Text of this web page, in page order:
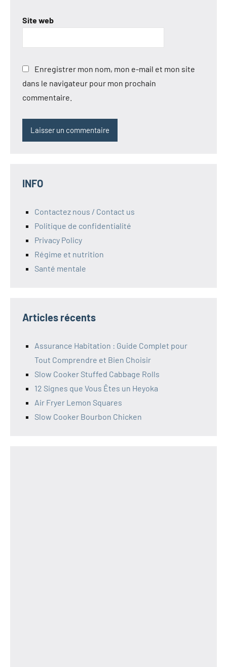
Site web
Enregistrer mon nom, mon e-mail et mon site
dans le navigateur pour mon prochain
commentaire.
INFO
Contactez nous / Contact us
Politique de confidentialité
Privacy Policy
Régime et nutrition
Santé mentale
Articles récents
Assurance Habitation : Guide Complet pour
Tout Comprendre et Bien Choisir
Slow Cooker Stuffed Cabbage Rolls
12 Signes que Vous Êtes un Heyoka
Air Fryer Lemon Squares
Slow Cooker Bourbon Chicken